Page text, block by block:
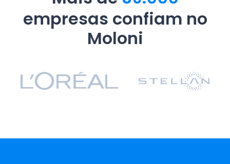
empresas confiam no
Moloni